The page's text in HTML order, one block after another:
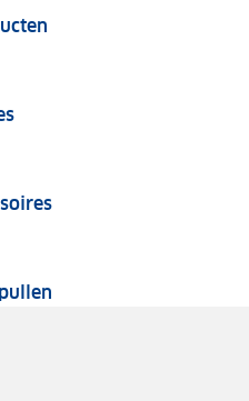
E-bike tests
Fietsaccessoire tests
Tests van